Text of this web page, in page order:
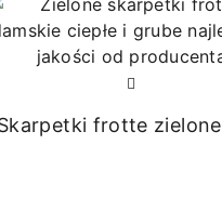
frotte zielone